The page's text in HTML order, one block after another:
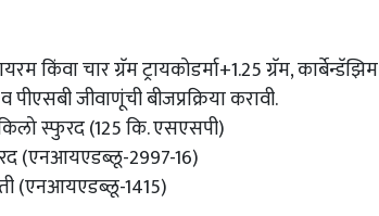
किंवा चार ग्रॅम ट्रायकोडर्मा+1.25 ग्रॅम, कार्बेन्डॅझिम
जीवाणूंची बीजप्रक्रिया करावी.
स्फुरद (125 कि. एसएसपी)
(एनआयएडब्लू-2997-16)
(एनआयएडब्लू-1415)